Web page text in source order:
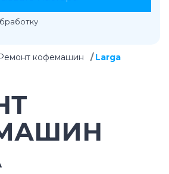
кофемашин Larga